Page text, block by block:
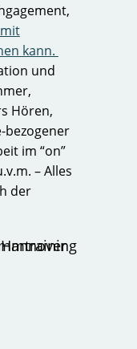
kann.
und
Hören,
bezogener
im “on”
– Alles
der